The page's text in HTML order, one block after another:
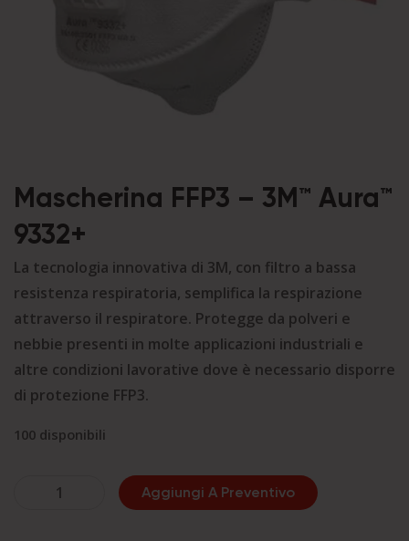
Mascherina FFP3 – 3M™ Aura™
9332+
La tecnologia innovativa di 3M, con filtro a bassa
resistenza respiratoria, semplifica la respirazione
attraverso il respiratore. Protegge da polveri e
nebbie presenti in molte applicazioni industriali e
altre condizioni lavorative dove è necessario disporre
di protezione FFP3.
100 disponibili
Mascherina
Aggiungi A Preventivo